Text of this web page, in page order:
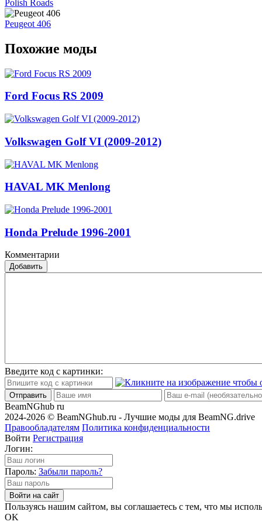
Polish Roads
Peugeot 406
Похожие моды
Ford Focus RS 2009
Volkswagen Golf VI (2009-2012)
HAVAL MK Menlong
Honda Prelude 1996-2001
Комментарии
Добавить
Введите код с картинки:
Отправить
BeamNGhub ru
2024-2026 © BeamNGhub.ru - Лучшие моды для BeamNG.drive
Правообладателям Политика конфиденциальности
Войти Регистрация
Логин:
Пароль: Забыли пароль?
Войти на сайт
Пользуясь нашим сайтом, вы соглашаетесь с тем, что мы
OK